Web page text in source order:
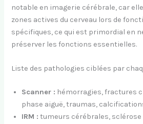
notable en imagerie cérébrale, car
zones actives du cerveau lors de
spécifiques, ce qui est primordial en
préserver les fonctions essentielles.
Liste des pathologies ciblées par
Scanner : hémorragies, fractures
phase aiguë, traumas,
IRM : tumeurs cérébrales, sclérose